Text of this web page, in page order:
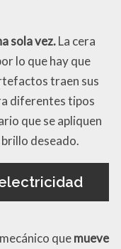
sola vez.La cera
lo que hay que
traen sus
diferentes tipos
que se apliquen
deseado.
quemueve